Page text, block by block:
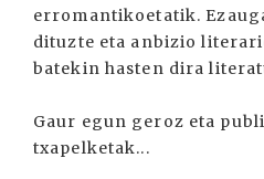
erromantikoetatik.
dituzte eta anbizio
batekin hasten dira
Gaur egun geroz eta
txapelketak...